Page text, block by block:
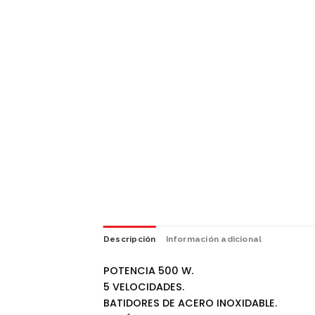
Descripción Información adicional
POTENCIA 500 W.
5 VELOCIDADES.
BATIDORES DE ACERO INOXIDABLE.